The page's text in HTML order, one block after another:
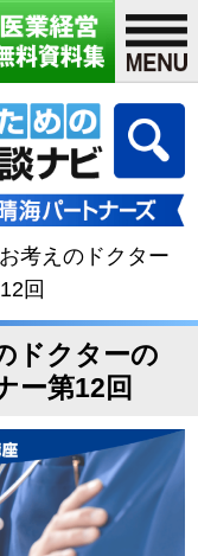
考えのドクター
回
ドクターの
ー第12回